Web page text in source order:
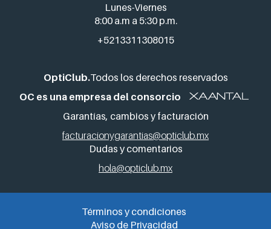
Lunes-Viernes
8:00 a.m a 5:30 p.m.
+5213311308015
OptiClub.Todos los derechos reservados
OC es una empresa del consorcio
Garantías, cambios y facturación
facturacionygarantias@opticlub.mx
Dudas y comentarios
hola@opticlub.mx
Términos y condiciones
Aviso de Privacidad